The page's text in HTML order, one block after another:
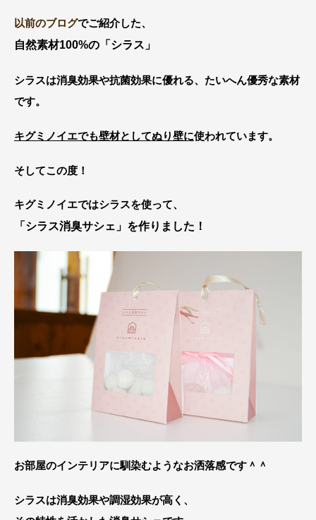
以前のブログでご紹介した、
自然素材100%の「シラス」
シラスは消臭効果や抗菌効果に優れる、たいへん優秀な素材
です。
キグミノイエでも壁材としてぬり壁に使われています。
そしてこの度！
キグミノイエではシラスを使って、
「シラス消臭サシェ」を作りました！
お部屋のインテリアに馴染むようなお洒落感です＾＾
シラスは消臭効果や調湿効果が高く、